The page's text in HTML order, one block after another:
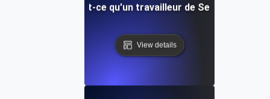
Qu'est-ce qu'un travailleur de Service?
View details